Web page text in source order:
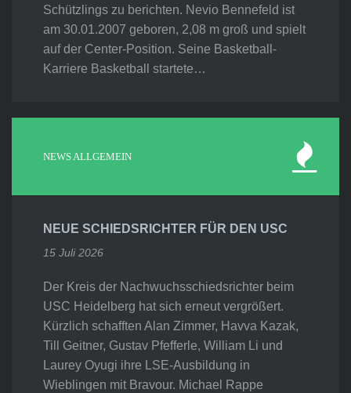
Schützlings zu berichten. Nevio Bennefeld ist
am 30.01.2007 geboren, 2,08 m groß und spielt
auf der Center-Position. Seine Basketball-
Karriere Basketball startete…
NEWS ALLGEMEIN
NEUE SCHIEDSRICHTER FÜR DEN USC
15 Juli 2026
Der Kreis der Nachwuchsschiedsrichter beim
USC Heidelberg hat sich erneut vergrößert.
Kürzlich schafften Alan Zimmer, Havva Kazak,
Till Geitner, Gustav Pfefferle, William Li und
Laurey Oyugi ihre LSE-Ausbildung in
Wieblingen mit Bravour. Michael Rappe